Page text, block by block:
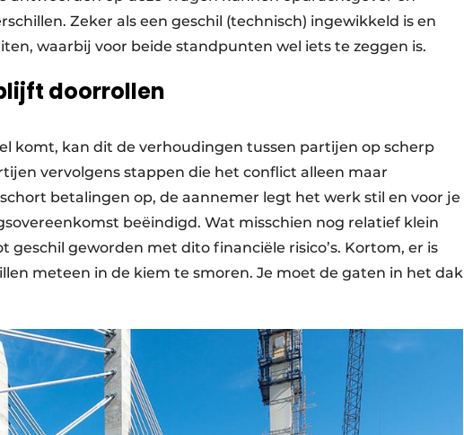
Zeker als een geschil (technisch) ingewikkeld is en
waarbij voor beide standpunten wel iets te zeggen is.
doorrollen
komt, kan dit de verhoudingen tussen partijen op scherp
vervolgens stappen die het conflict alleen maar
betalingen op, de aannemer legt het werk stil en voor je
beëindigd. Wat misschien nog relatief klein
geschil geworden met dito financiële risico’s. Kortom, er is
meteen in de kiem te smoren. Je moet de gaten in het dak